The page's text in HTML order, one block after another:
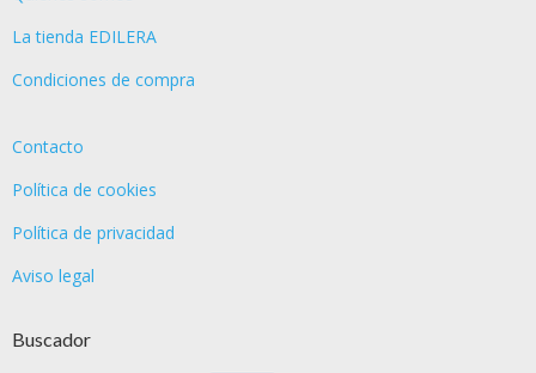
La tienda EDILERA
Condiciones de compra
Contacto
Política de cookies
Política de privacidad
Aviso legal
Buscador